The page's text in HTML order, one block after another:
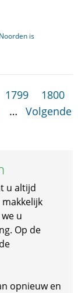
is
1799
1800
…
Volgende
u altijd
u
Op de
opnieuw en